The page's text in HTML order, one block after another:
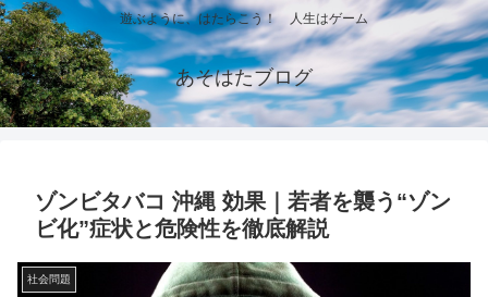
遊ぶように、はたらこう！ 人生はゲーム
あそはたブログ
ゾンビタバコ 沖縄 効果｜若者を襲う“ゾン
ビ化”症状と危険性を徹底解説
社会問題